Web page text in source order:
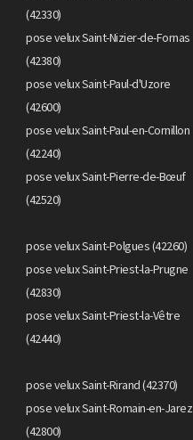
(42330)
pose velux Saint-Nizier-de-Fornas
(42380)
pose velux Saint-Paul-d'Uzore
(42600)
pose velux Saint-Paul-en-Cornillon
(42240)
pose velux Saint-Pierre-de-Bœuf
(42520)
pose velux Saint-Polgues (42260)
pose velux Saint-Priest-la-Prugne
(42830)
pose velux Saint-Priest-la-Vêtre
(42440)
pose velux Saint-Rirand (42370)
pose velux Saint-Romain-en-Jarez
(42800)